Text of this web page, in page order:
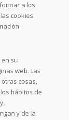
a los
cookies
su
web. Las
cosas,
hábitos de
y de la